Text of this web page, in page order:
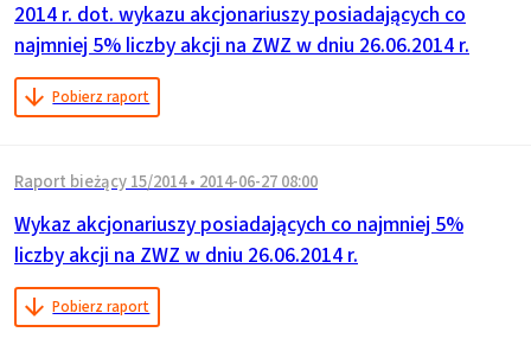
2014 r. dot. wykazu akcjonariuszy posiadających co
najmniej 5% liczby akcji na ZWZ w dniu 26.06.2014 r.
Pobierz raport
Raport bieżący 15/2014 • 2014-06-27 08:00
Wykaz akcjonariuszy posiadających co najmniej 5%
liczby akcji na ZWZ w dniu 26.06.2014 r.
Pobierz raport